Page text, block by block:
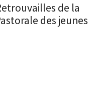
de la
des jeunes